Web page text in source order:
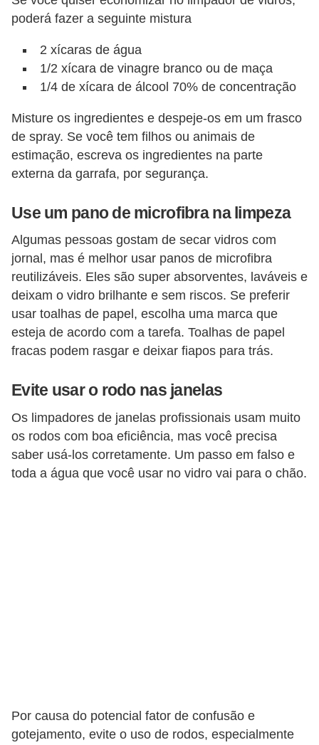
poderá fazer a seguinte mistura
2 xícaras de água
1/2 xícara de vinagre branco ou de maça
1/4 de xícara de álcool 70% de concentração
Misture os ingredientes e despeje-os em um frasco
de spray. Se você tem filhos ou animais de
estimação, escreva os ingredientes na parte
externa da garrafa, por segurança.
Use um pano de microfibra na limpeza
Algumas pessoas gostam de secar vidros com
jornal, mas é melhor usar panos de microfibra
reutilizáveis. Eles são super absorventes, laváveis ​​e
deixam o vidro brilhante e sem riscos. Se preferir
usar toalhas de papel, escolha uma marca que
esteja de acordo com a tarefa. Toalhas de papel
fracas podem rasgar e deixar fiapos para trás.
Evite usar o rodo nas janelas
Os limpadores de janelas profissionais usam muito
os rodos com boa eficiência, mas você precisa
saber usá-los corretamente. Um passo em falso e
toda a água que você usar no vidro vai para o chão.
Por causa do potencial fator de confusão e
gotejamento, evite o uso de rodos, especialmente